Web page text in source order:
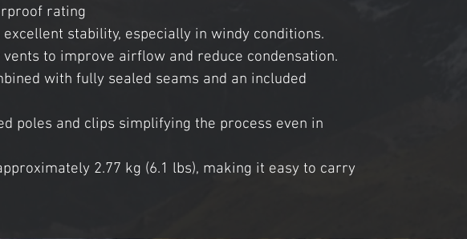
rating​
stability, especially in windy conditions.
to improve airflow and reduce condensation​.
with fully sealed seams and an included
poles and clips simplifying the process even in
2.77 kg (6.1 lbs), making it easy to carry